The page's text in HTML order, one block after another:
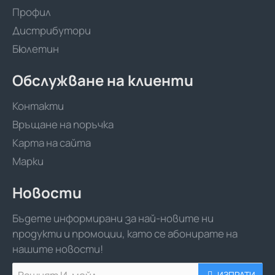
Профил
Дистрибутори
Бюлетин
Обслужване на клиенти
Контакти
Връщане на поръчка
Карта на сайта
Марки
Новости
Бъдете информирани за най-новите ни
продукти и промоции, като се абонирате на
нашите новости!